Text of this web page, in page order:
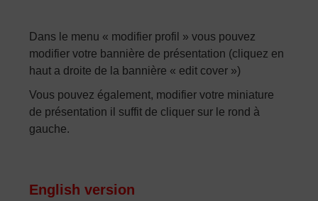
Dans le menu « modifier profil » vous pouvez
modifier votre bannière de présentation (cliquez en
haut a droite de la bannière « edit cover »)
Vous pouvez également, modifier votre miniature
de présentation il suffit de cliquer sur le rond à
gauche.
English version